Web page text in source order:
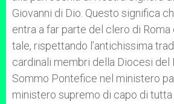
Giovanni di Dio. Questo significa
entra a far parte del clero di Roma
tale, rispettando l’antichissima
cardinali membri della Diocesi del
Sommo Pontefice nel ministero
ministero supremo di capo di tutta